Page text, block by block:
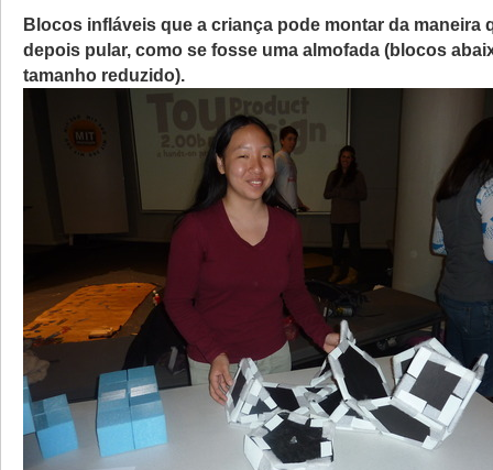
Blocos infláveis que a criança pode montar da maneira
depois pular, como se fosse uma almofada (blocos
tamanho reduzido).